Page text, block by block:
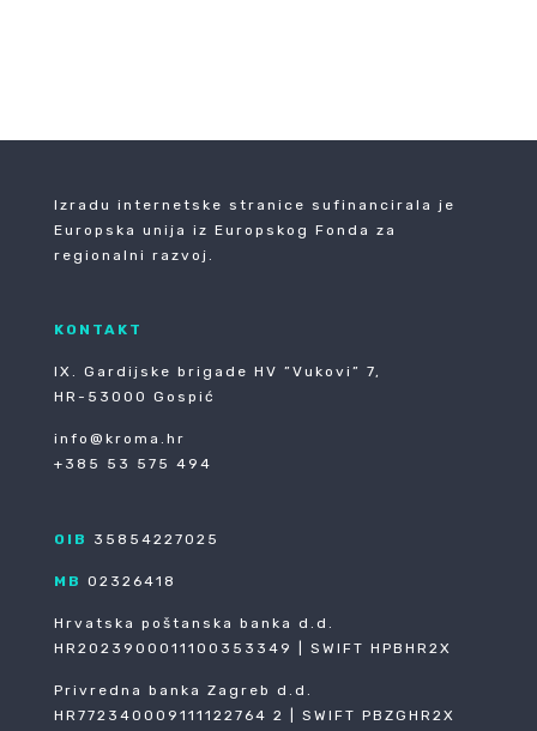
Izradu internetske stranice sufinancirala je
Europska unija iz Europskog Fonda za
regionalni razvoj.
KONTAKT
IX. Gardijske brigade HV ”Vukovi” 7,
HR-53000 Gospić
info@kroma.hr
+385 53 575 494
OIB 35854227025
MB 02326418
Hrvatska poštanska banka d.d.
HR2023900011100353349 | SWIFT HPBHR2X
Privredna banka Zagreb d.d.
HR772340009111122764 2 | SWIFT PBZGHR2X